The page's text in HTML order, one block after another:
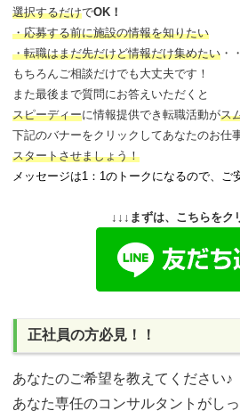
選択するだけでOK！
・応募する前に施設の情報を知りたい
・転職はまだ先だけど情報だけ集めたい ・
もちろんご相談だけでも大丈夫です！
また最後まで質問にお答えいただくと
スピーディーに情報提供でき転職活動がス
下記のバナーをクリックしてあなたのお仕
スタートさせましょう！
メッセージは1：1のトークになるので、ご
↓↓↓まずは、こちらをク
正社員の方必見！！
あなたのご希望を教えてください♪
あなた専任のコンサルタントがし